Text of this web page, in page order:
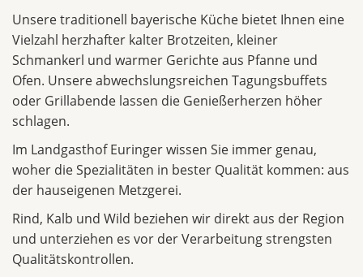
Unsere traditionell bayerische Küche bietet Ihnen eine
Vielzahl herzhafter kalter Brotzeiten, kleiner
Schmankerl und warmer Gerichte aus Pfanne und
Ofen. Unsere abwechslungsreichen Tagungsbuffets
oder Grillabende lassen die Genießerherzen höher
schlagen.
Im Landgasthof Euringer wissen Sie immer genau,
woher die Spezialitäten in bester Qualität kommen: aus
der hauseigenen Metzgerei.
Rind, Kalb und Wild beziehen wir direkt aus der Region
und unterziehen es vor der Verarbeitung strengsten
Qualitätskontrollen.